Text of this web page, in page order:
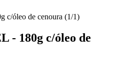
- 180g c/óleo de